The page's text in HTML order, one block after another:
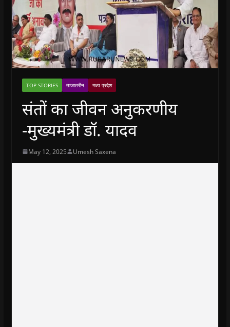
TOP STORIES ताजातरीन मध्य प्रदेश
संतों का जीवन अनुकरणीय
-मुख्यमंत्री डॉ. यादव
May 12, 2025 Umesh Saxena